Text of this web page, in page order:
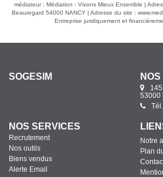
médiateur : Médiation - Vivons Mieux Ensemble |
Beauregard 54000 NANCY | Adresse du site :
Entreprise juridiquement et
SOGESIM
53000
NOS SERVICES
Recrutement
Nos outils
Biens vendus
Alerte Email
Notre
Plan